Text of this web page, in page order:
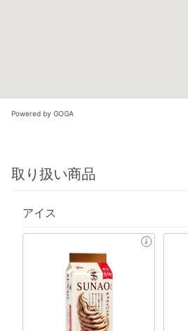
Powered by GOGA
取り扱い商品
アイス